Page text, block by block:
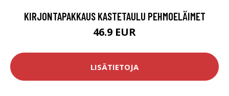
KIRJONTAPAKKAUS KASTETAULU PEHMOELÄIMET
46.9 EUR
LISÄTIETOJA